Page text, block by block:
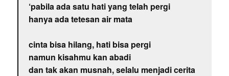
‘pabila ada satu hati yang telah pergi
hanya ada tetesan air mata
cinta bisa hilang, hati bisa pergi
namun kisahmu kan abadi
dan tak akan musnah, selalu menjadi cerita